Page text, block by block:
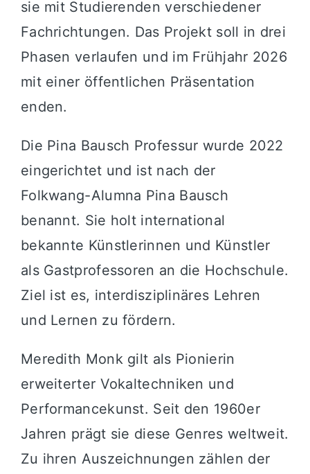
sie mit Studierenden verschiedener
Fachrichtungen. Das Projekt soll in drei
Phasen verlaufen und im Frühjahr 2026
mit einer öffentlichen Präsentation
enden.
Die Pina Bausch Professur wurde 2022
eingerichtet und ist nach der
Folkwang-Alumna Pina Bausch
benannt. Sie holt international
bekannte Künstlerinnen und Künstler
als Gastprofessoren an die Hochschule.
Ziel ist es, interdisziplinäres Lehren
und Lernen zu fördern.
Meredith Monk gilt als Pionierin
erweiterter Vokaltechniken und
Performancekunst. Seit den 1960er
Jahren prägt sie diese Genres weltweit.
Zu ihren Auszeichnungen zählen der